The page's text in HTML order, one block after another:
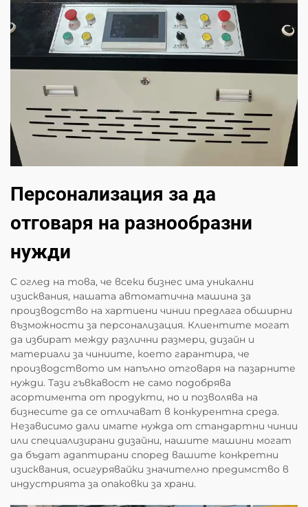
Персонализация за да
отговаря на разнообразни
нужди
С оглед на това, че всеки бизнес има уникални
изисквания, нашата автоматична машина за
производство на хартиени чинии предлага обширни
възможности за персонализация. Клиентите могат
да избират между различни размери, дизайн и
материали за чиниите, което гарантира, че
производството им напълно отговаря на пазарните
нужди. Тази гъвкавост не само подобрява
асортимента от продукти, но и позволява на
бизнесите да се отличават в конкурентна среда.
Независимо дали имате нужда от стандартни чинии
или специализирани дизайни, нашите машини могат
да бъдат адаптирани според вашите конкретни
изисквания, осигурявайки значително предимство в
индустрията за опаковки за храни.